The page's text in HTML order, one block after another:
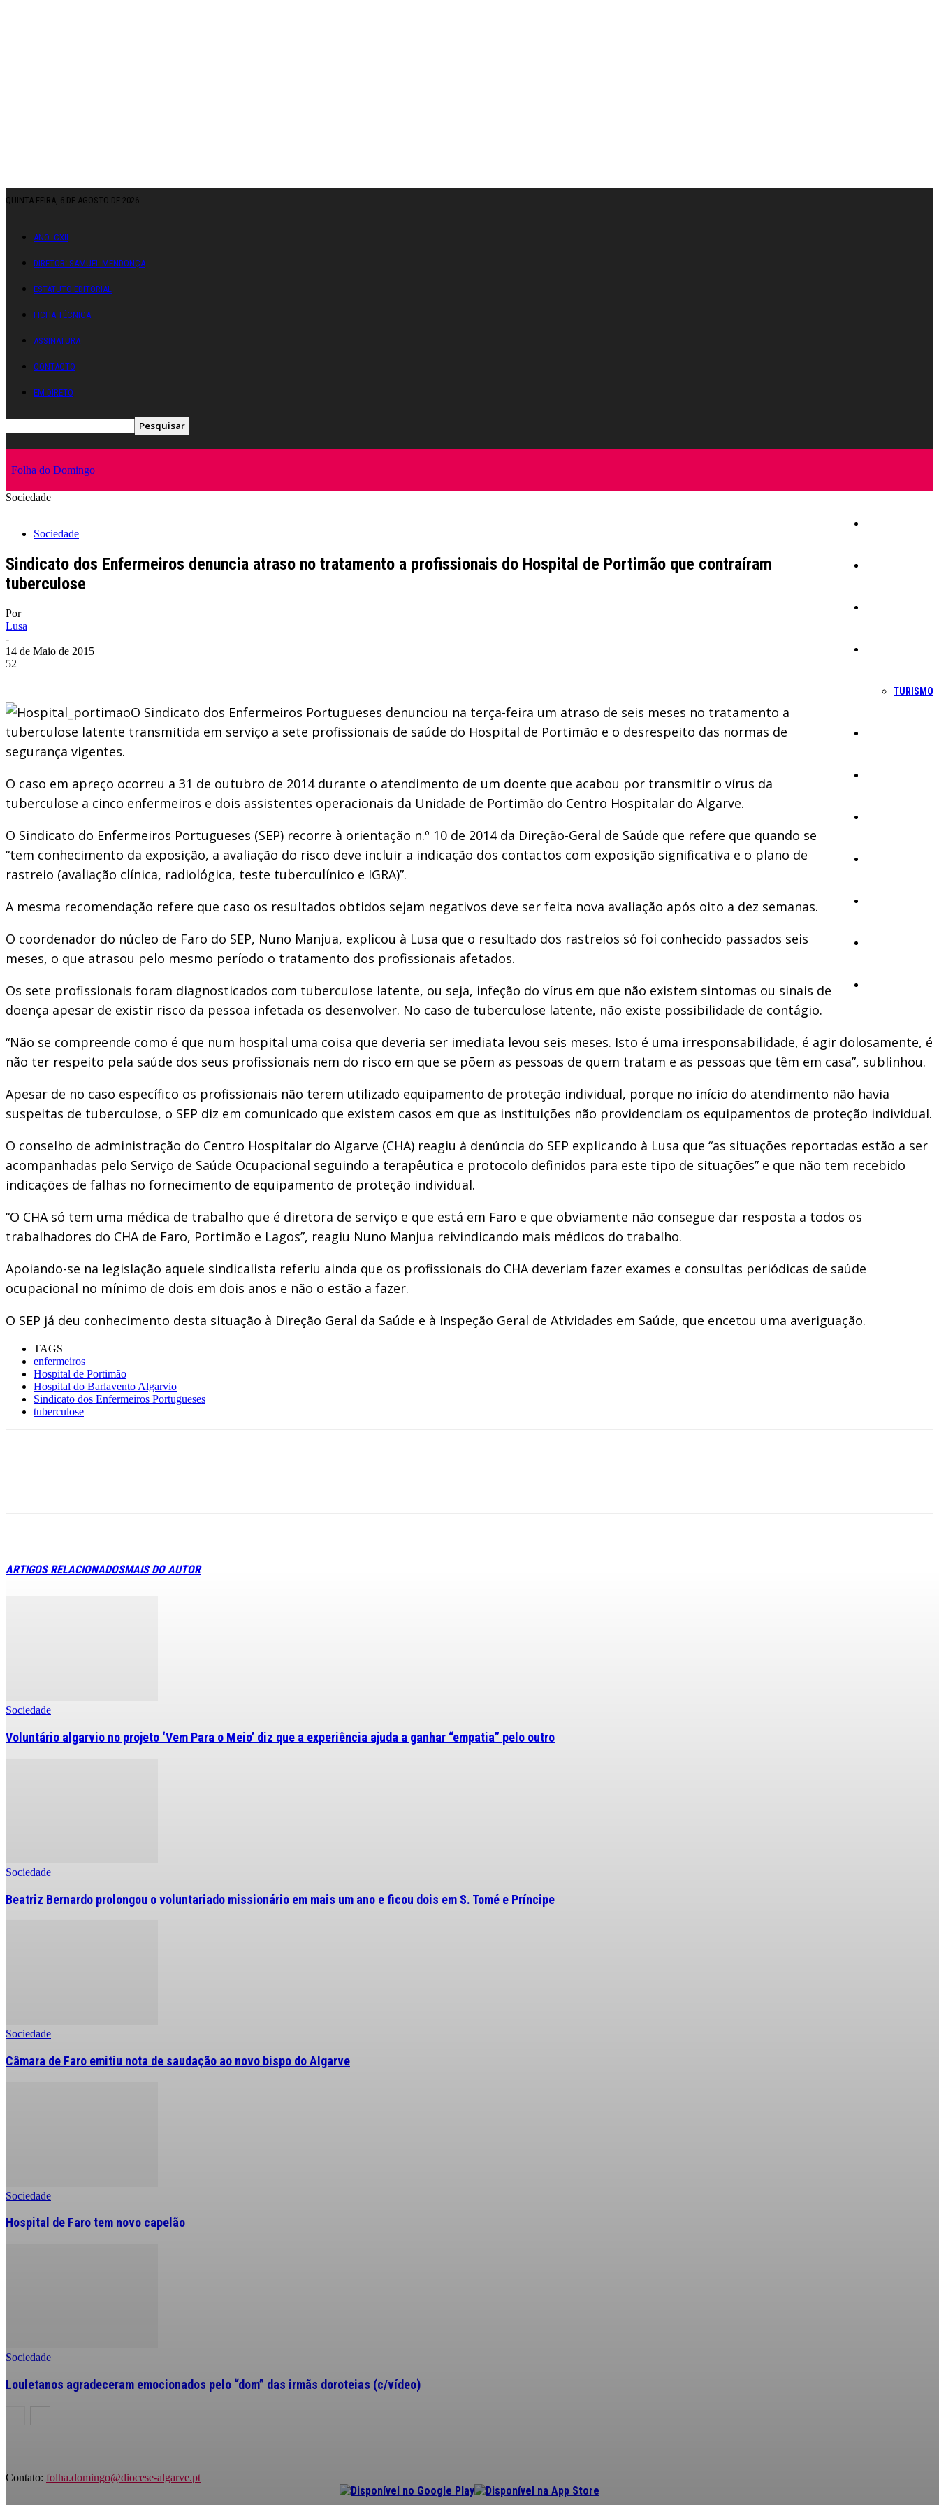
QUINTA-FEIRA, 6 DE AGOSTO DE 2026
ANO: CXII
DIRETOR: SAMUEL MENDONÇA
ESTATUTO EDITORIAL
FICHA TÉCNICA
ASSINATURA
CONTACTO
EM DIRETO
Folha do Domingo
TURISMO
Sociedade
Sociedade
Sindicato dos Enfermeiros denuncia atraso no tratamento a profissionais do Hospital de Portimão que contraíram
tuberculose
Por
Lusa
-
14 de Maio de 2015
52
O Sindicato dos Enfermeiros Portugueses denunciou na terça-feira um atraso de seis meses no tratamento a
tuberculose latente transmitida em serviço a sete profissionais de saúde do Hospital de Portimão e o desrespeito das normas de
segurança vigentes.
O caso em apreço ocorreu a 31 de outubro de 2014 durante o atendimento de um doente que acabou por transmitir o vírus da
tuberculose a cinco enfermeiros e dois assistentes operacionais da Unidade de Portimão do Centro Hospitalar do Algarve.
O Sindicato do Enfermeiros Portugueses (SEP) recorre à orientação n.º 10 de 2014 da Direção-Geral de Saúde que refere que quando se
“tem conhecimento da exposição, a avaliação do risco deve incluir a indicação dos contactos com exposição significativa e o plano de
rastreio (avaliação clínica, radiológica, teste tuberculínico e IGRA)”.
A mesma recomendação refere que caso os resultados obtidos sejam negativos deve ser feita nova avaliação após oito a dez semanas.
O coordenador do núcleo de Faro do SEP, Nuno Manjua, explicou à Lusa que o resultado dos rastreios só foi conhecido passados seis
meses, o que atrasou pelo mesmo período o tratamento dos profissionais afetados.
Os sete profissionais foram diagnosticados com tuberculose latente, ou seja, infeção do vírus em que não existem sintomas ou sinais de
doença apesar de existir risco da pessoa infetada os desenvolver. No caso de tuberculose latente, não existe possibilidade de contágio.
“Não se compreende como é que num hospital uma coisa que deveria ser imediata levou seis meses. Isto é uma irresponsabilidade, é agir dolosamente, é
não ter respeito pela saúde dos seus profissionais nem do risco em que se põem as pessoas de quem tratam e as pessoas que têm em casa”, sublinhou.
Apesar de no caso específico os profissionais não terem utilizado equipamento de proteção individual, porque no início do atendimento não havia
suspeitas de tuberculose, o SEP diz em comunicado que existem casos em que as instituições não providenciam os equipamentos de proteção individual.
O conselho de administração do Centro Hospitalar do Algarve (CHA) reagiu à denúncia do SEP explicando à Lusa que “as situações reportadas estão a ser
acompanhadas pelo Serviço de Saúde Ocupacional seguindo a terapêutica e protocolo definidos para este tipo de situações” e que não tem recebido
indicações de falhas no fornecimento de equipamento de proteção individual.
“O CHA só tem uma médica de trabalho que é diretora de serviço e que está em Faro e que obviamente não consegue dar resposta a todos os
trabalhadores do CHA de Faro, Portimão e Lagos”, reagiu Nuno Manjua reivindicando mais médicos do trabalho.
Apoiando-se na legislação aquele sindicalista referiu ainda que os profissionais do CHA deveriam fazer exames e consultas periódicas de saúde
ocupacional no mínimo de dois em dois anos e não o estão a fazer.
O SEP já deu conhecimento desta situação à Direção Geral da Saúde e à Inspeção Geral de Atividades em Saúde, que encetou uma averiguação.
TAGS
enfermeiros
Hospital de Portimão
Hospital do Barlavento Algarvio
Sindicato dos Enfermeiros Portugueses
tuberculose
ARTIGOS RELACIONADOSMAIS DO AUTOR
Sociedade
Voluntário algarvio no projeto ‘Vem Para o Meio’ diz que a experiência ajuda a ganhar “empatia” pelo outro
Sociedade
Beatriz Bernardo prolongou o voluntariado missionário em mais um ano e ficou dois em S. Tomé e Príncipe
Sociedade
Câmara de Faro emitiu nota de saudação ao novo bispo do Algarve
Sociedade
Hospital de Faro tem novo capelão
Sociedade
Louletanos agradeceram emocionados pelo “dom” das irmãs doroteias (c/vídeo)
Contato: folha.domingo@diocese-algarve.pt